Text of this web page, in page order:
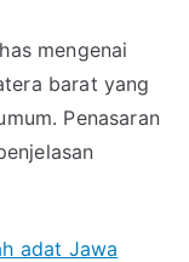
mengenai
barat yang
Penasaran
adat Jawa